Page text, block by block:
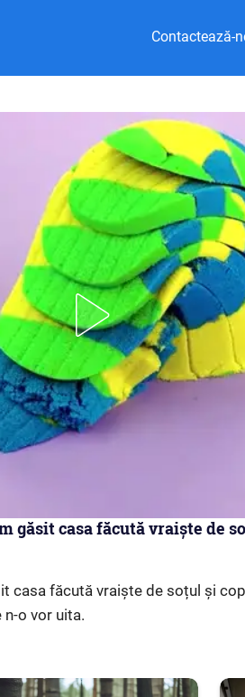
Contactează-
găsit casa făcută vraiște de
casa făcută vraiște de soțul și
o vor uita.